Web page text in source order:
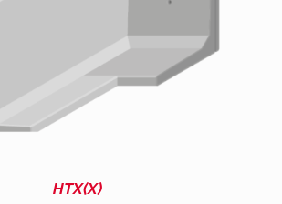
HTX(X)